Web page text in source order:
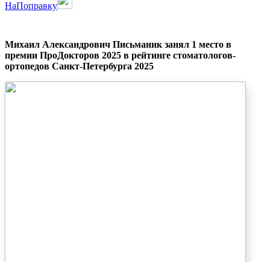
НаПоправку
Михаил Александрович Письманик занял 1 место в
премии ПроДокторов 2025 в рейтинге стоматологов-
ортопедов Санкт-Петербурга 2025